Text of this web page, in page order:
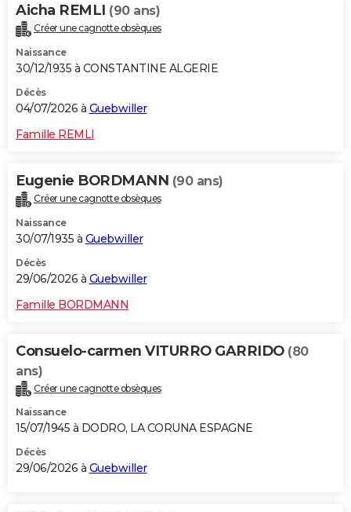
Bricolage
Lifestyle
Culture
Sport
Auto
Television
Voyage
Cinema
Aicha REMLI (90 ans)
Créer une cagnotte obsèques
Naissance
30/12/1935 à CONSTANTINE ALGERIE
Décès
04/07/2026 à Guebwiller
Famille REMLI
Eugenie BORDMANN (90 ans)
Créer une cagnotte obsèques
Naissance
30/07/1935 à Guebwiller
Décès
29/06/2026 à Guebwiller
Famille BORDMANN
Consuelo-carmen VITURRO GARRIDO (80
ans)
Créer une cagnotte obsèques
Naissance
15/07/1945 à DODRO, LA CORUNA ESPAGNE
Décès
29/06/2026 à Guebwiller